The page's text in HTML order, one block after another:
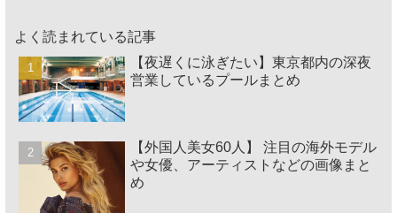
よく読まれている記事
【夜遅くに泳ぎたい】東京都内の深夜
営業しているプールまとめ
【外国人美女60人】 注目の海外モデル
や女優、アーティストなどの画像まと
め